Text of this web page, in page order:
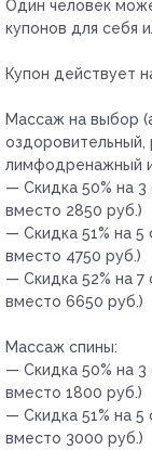
Один человек
купонов для себя
Купон действует
Массаж на выбор
лимфодренажный и
— Скидка 50% на
вместо 2850 руб.)
— Скидка 51% на 5
вместо 4750 руб.)
— Скидка 52% на 7
вместо 6650 руб.)
Массаж спины:
— Скидка 50% на
вместо 1800 руб.)
— Скидка 51% на 5
вместо 3000 руб.)